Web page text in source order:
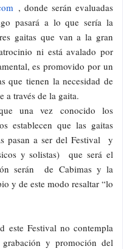
, donde serán evaluadas
pasará a lo que sería la
gaitas que van a la gran
ni está avalado por
es promovido por un
que tienen la necesidad de
a través de la gaita.
una vez conocido los
establecen que las gaitas
pasan a ser del Festival y
y solistas) que será el
serán de Cabimas y la
y de este modo resaltar “lo
este Festival no contempla
y promoción del